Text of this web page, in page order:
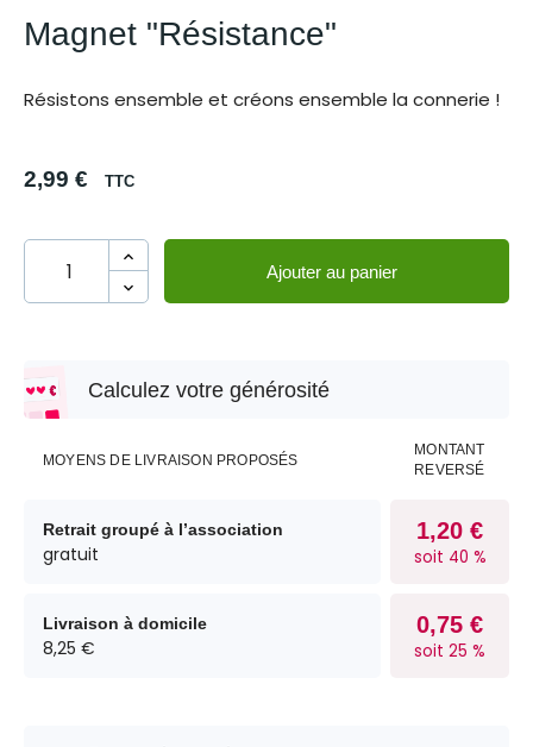
Magnet "Résistance"
Résistons ensemble et créons ensemble la connerie !
2,99 € TTC
Ajouter au panier
Calculez votre générosité
MOYENS DE LIVRAISON PROPOSÉS
MONTANT
REVERSÉ
Retrait groupé à l’association
gratuit
1,20 €
soit 40 %
Livraison à domicile
8,25 €
0,75 €
soit 25 %